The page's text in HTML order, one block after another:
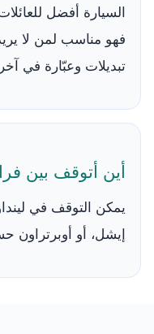
السيارة أفضل
فهو مناسب لمن لا
تبديلات وعبّارة في
أين أتوقف بين
يمكن التوقف في
إيشل، أو أوبرتراون